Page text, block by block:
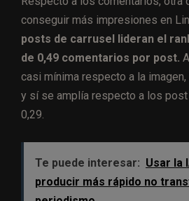
conseguir más impresiones en
posts de carrusel lideran el
de 0,49 comentarios por post.
casi mínima respecto a la imagen,
y sí se amplía respecto a los post
0,29.
Te puede interesar: Usar la
producir más rápido no